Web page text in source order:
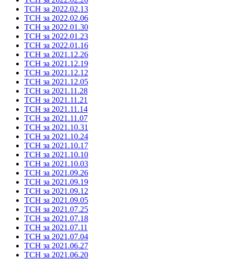
ТСН за 2022.02.13
ТСН за 2022.02.06
ТСН за 2022.01.30
ТСН за 2022.01.23
ТСН за 2022.01.16
ТСН за 2021.12.26
ТСН за 2021.12.19
ТСН за 2021.12.12
ТСН за 2021.12.05
ТСН за 2021.11.28
ТСН за 2021.11.21
ТСН за 2021.11.14
ТСН за 2021.11.07
ТСН за 2021.10.31
ТСН за 2021.10.24
ТСН за 2021.10.17
ТСН за 2021.10.10
ТСН за 2021.10.03
ТСН за 2021.09.26
ТСН за 2021.09.19
ТСН за 2021.09.12
ТСН за 2021.09.05
ТСН за 2021.07.25
ТСН за 2021.07.18
ТСН за 2021.07.11
ТСН за 2021.07.04
ТСН за 2021.06.27
ТСН за 2021.06.20